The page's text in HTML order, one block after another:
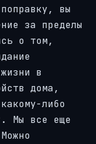
вы
за пределы
о том,
в
дома,
либо
Мы все еще